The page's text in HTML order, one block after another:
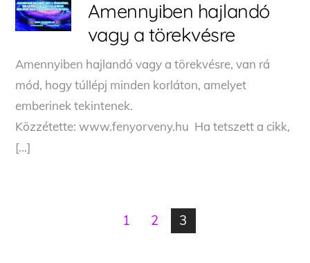
Amennyiben hajlandó
vagy a törekvésre
Amennyiben hajlandó vagy a törekvésre, van rá
mód, hogy túllépj minden korláton, amelyet
emberinek tekintenek.
Közzétette: www.fenyorveny.hu Ha tetszett a cikk,
[…]
1 2 3